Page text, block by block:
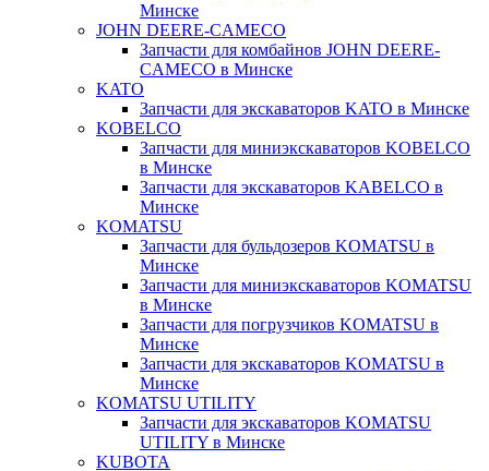
Минске
JOHN DEERE-CAMECO
Запчасти для комбайнов JOHN DEERE-
CAMECO в Минске
KATO
Запчасти для экскаваторов KATO в Минске
KOBELCO
Запчасти для миниэкскаваторов KOBELCO
в Минске
Запчасти для экскаваторов KABELCO в
Минске
KOMATSU
Запчасти для бульдозеров KOMATSU в
Минске
Запчасти для миниэкскаваторов KOMATSU
в Минске
Запчасти для погрузчиков KOMATSU в
Минске
Запчасти для экскаваторов KOMATSU в
Минске
KOMATSU UTILITY
Запчасти для экскаваторов KOMATSU
UTILITY в Минске
KUBOTA